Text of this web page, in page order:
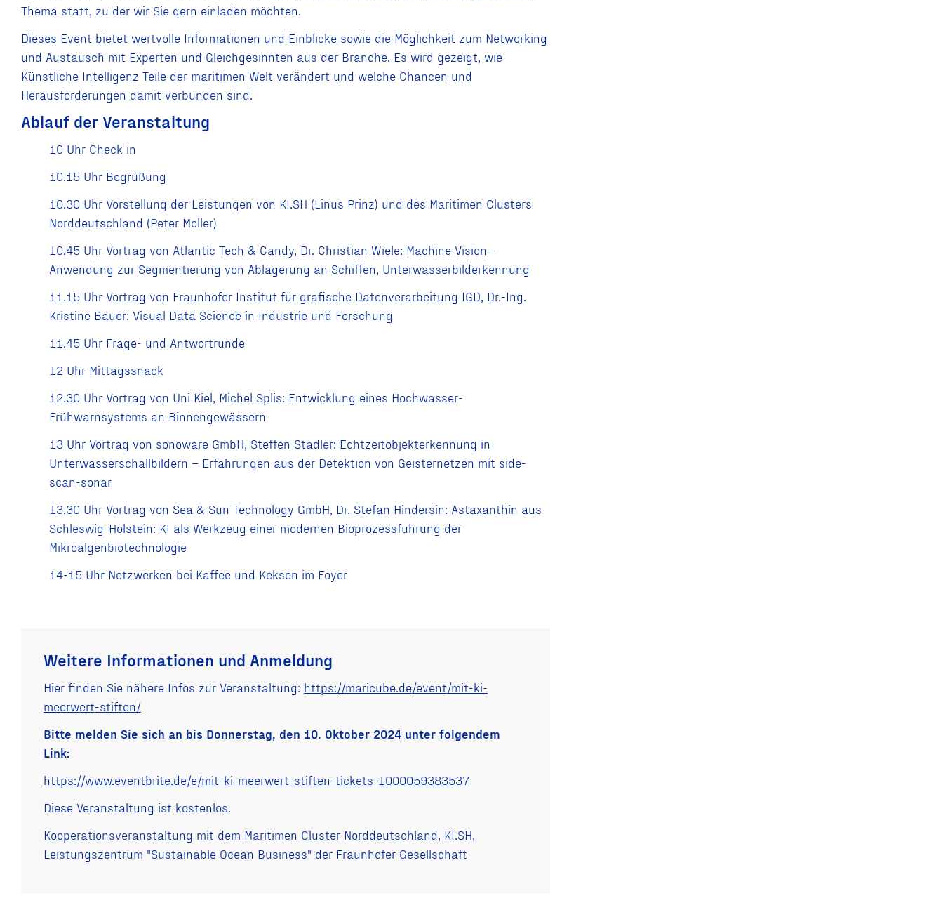
Thema statt, zu der wir Sie gern einladen möchten.
Dieses Event bietet wertvolle Informationen und Einblicke sowie die Möglichkeit zum Networking
und Austausch mit Experten und Gleichgesinnten aus der Branche. Es wird gezeigt, wie
Künstliche Intelligenz Teile der maritimen Welt verändert und welche Chancen und
Herausforderungen damit verbunden sind.
Ablauf der Veranstaltung
10 Uhr Check in
10.15 Uhr Begrüßung
10.30 Uhr Vorstellung der Leistungen von KI.SH (Linus Prinz) und des Maritimen Clusters
Norddeutschland (Peter Moller)
10.45 Uhr Vortrag von Atlantic Tech & Candy, Dr. Christian Wiele: Machine Vision -
Anwendung zur Segmentierung von Ablagerung an Schiffen, Unterwasserbilderkennung
11.15 Uhr Vortrag von Fraunhofer Institut für grafische Datenverarbeitung IGD, Dr.-Ing.
Kristine Bauer: Visual Data Science in Industrie und Forschung
11.45 Uhr Frage- und Antwortrunde
12 Uhr Mittagssnack
12.30 Uhr Vortrag von Uni Kiel, Michel Splis: Entwicklung eines Hochwasser-
Frühwarnsystems an Binnengewässern
13 Uhr Vortrag von sonoware GmbH, Steffen Stadler: Echtzeitobjekterkennung in
Unterwasserschallbildern – Erfahrungen aus der Detektion von Geisternetzen mit side-
scan-sonar
13.30 Uhr Vortrag von Sea & Sun Technology GmbH, Dr. Stefan Hindersin: Astaxanthin aus
Schleswig-Holstein: KI als Werkzeug einer modernen Bioprozessführung der
Mikroalgenbiotechnologie
14-15 Uhr Netzwerken bei Kaffee und Keksen im Foyer
Weitere Informationen und Anmeldung
Hier finden Sie nähere Infos zur Veranstaltung: https://maricube.de/event/mit-ki-
meerwert-stiften/
Bitte melden Sie sich an bis Donnerstag, den 10. Oktober 2024 unter folgendem
Link:
https://www.eventbrite.de/e/mit-ki-meerwert-stiften-tickets-1000059383537
Diese Veranstaltung ist kostenlos.
Kooperationsveranstaltung mit dem Maritimen Cluster Norddeutschland, KI.SH,
Leistungszentrum "Sustainable Ocean Business" der Fraunhofer Gesellschaft